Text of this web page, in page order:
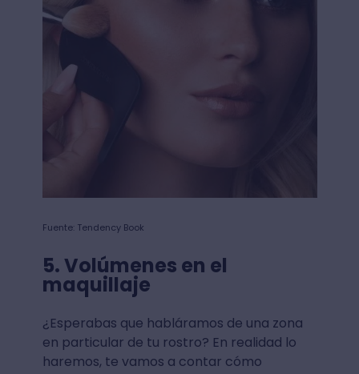
Fuente: Tendency Book
5. Volúmenes en el
maquillaje
¿Esperabas que habláramos de una zona
en particular de tu rostro? En realidad lo
haremos, te vamos a contar cómo